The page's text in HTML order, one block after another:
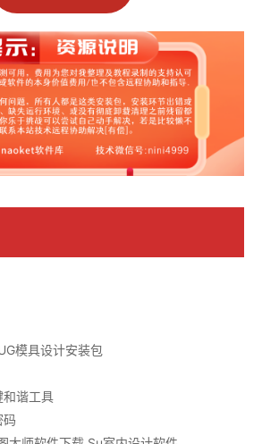
模具设计安装包
谐工具